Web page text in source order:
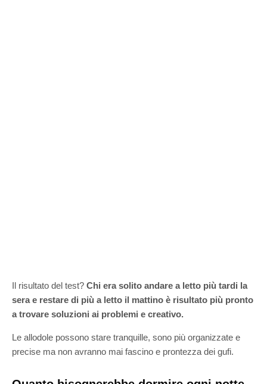
Il risultato del test? Chi era solito andare a letto più tardi la
sera e restare di più a letto il mattino è risultato più pronto
a trovare soluzioni ai problemi e creativo.
Le allodole possono stare tranquille, sono più organizzate e
precise ma non avranno mai fascino e prontezza dei gufi.